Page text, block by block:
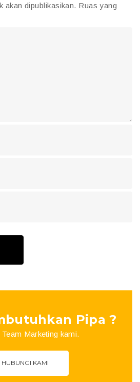
akan dipublikasikan. Ruas yang
Pipa ?
Team Marketing kami.
HUBUNGI KAMI